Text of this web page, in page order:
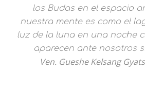
los Budas en el espacio
nuestra mente es como el
luz de la luna en una noche
aparecen ante nosotros
Ven. Gueshe Kelsang